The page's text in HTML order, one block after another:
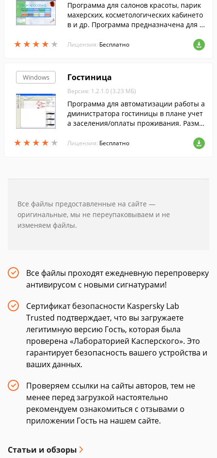
★ ★ ★ ★ ★
★ ★ ★ ★ ★
Программа для салонов красоты, парик
махерских, косметологических кабинето
в и др. Программа предназначена для к
онов красоты и т.д.
Лицензия: Бесплатно
Windows
★ ★ ★ ★ ★
★ ★ ★ ★ ★
Гостиница
Версия: 1.2.1.0 (3.23 МБ)
Программа для автоматизации работы а
дминистратора гостиницы в плане учет
а заселения/оплаты проживания. Разме
нице, пансионате и мини-гостинице. Но
мерной фонд и анкеты гостей разворач
Лицензия: Бесплатно
Все файлы предоставленные на сайте —
оригинальные, мы не переупаковываем и не
изменяем файлы.
Все файлы проходят ежедневную перепроверку
антивирусом с новыми сигнатурами!
Сертификат безопасности Kaspersky Lab
Trusted подтверждает, что вы загружаете
легитимную версию Гость, которая была
проверена «Лабораторией Касперского». Это
гарантирует безопасность вашего устройства и
ваших данных.
Проверяем ссылки на сайты авторов, тем не
менее перед загрузкой настоятельно
рекомендуем ознакомиться с отзывами о
приложении Гость на нашем сайте.
Статьи и обзоры